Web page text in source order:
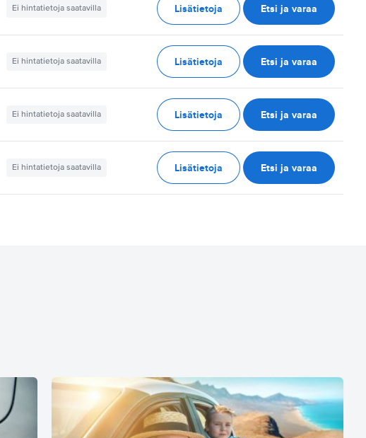
Ei hintatietoja saatavilla Lisätietoja Etsi ja varaa
Ei hintatietoja saatavilla Lisätietoja Etsi ja varaa
Ei hintatietoja saatavilla Lisätietoja Etsi ja varaa
Ei hintatietoja saatavilla Lisätietoja Etsi ja varaa